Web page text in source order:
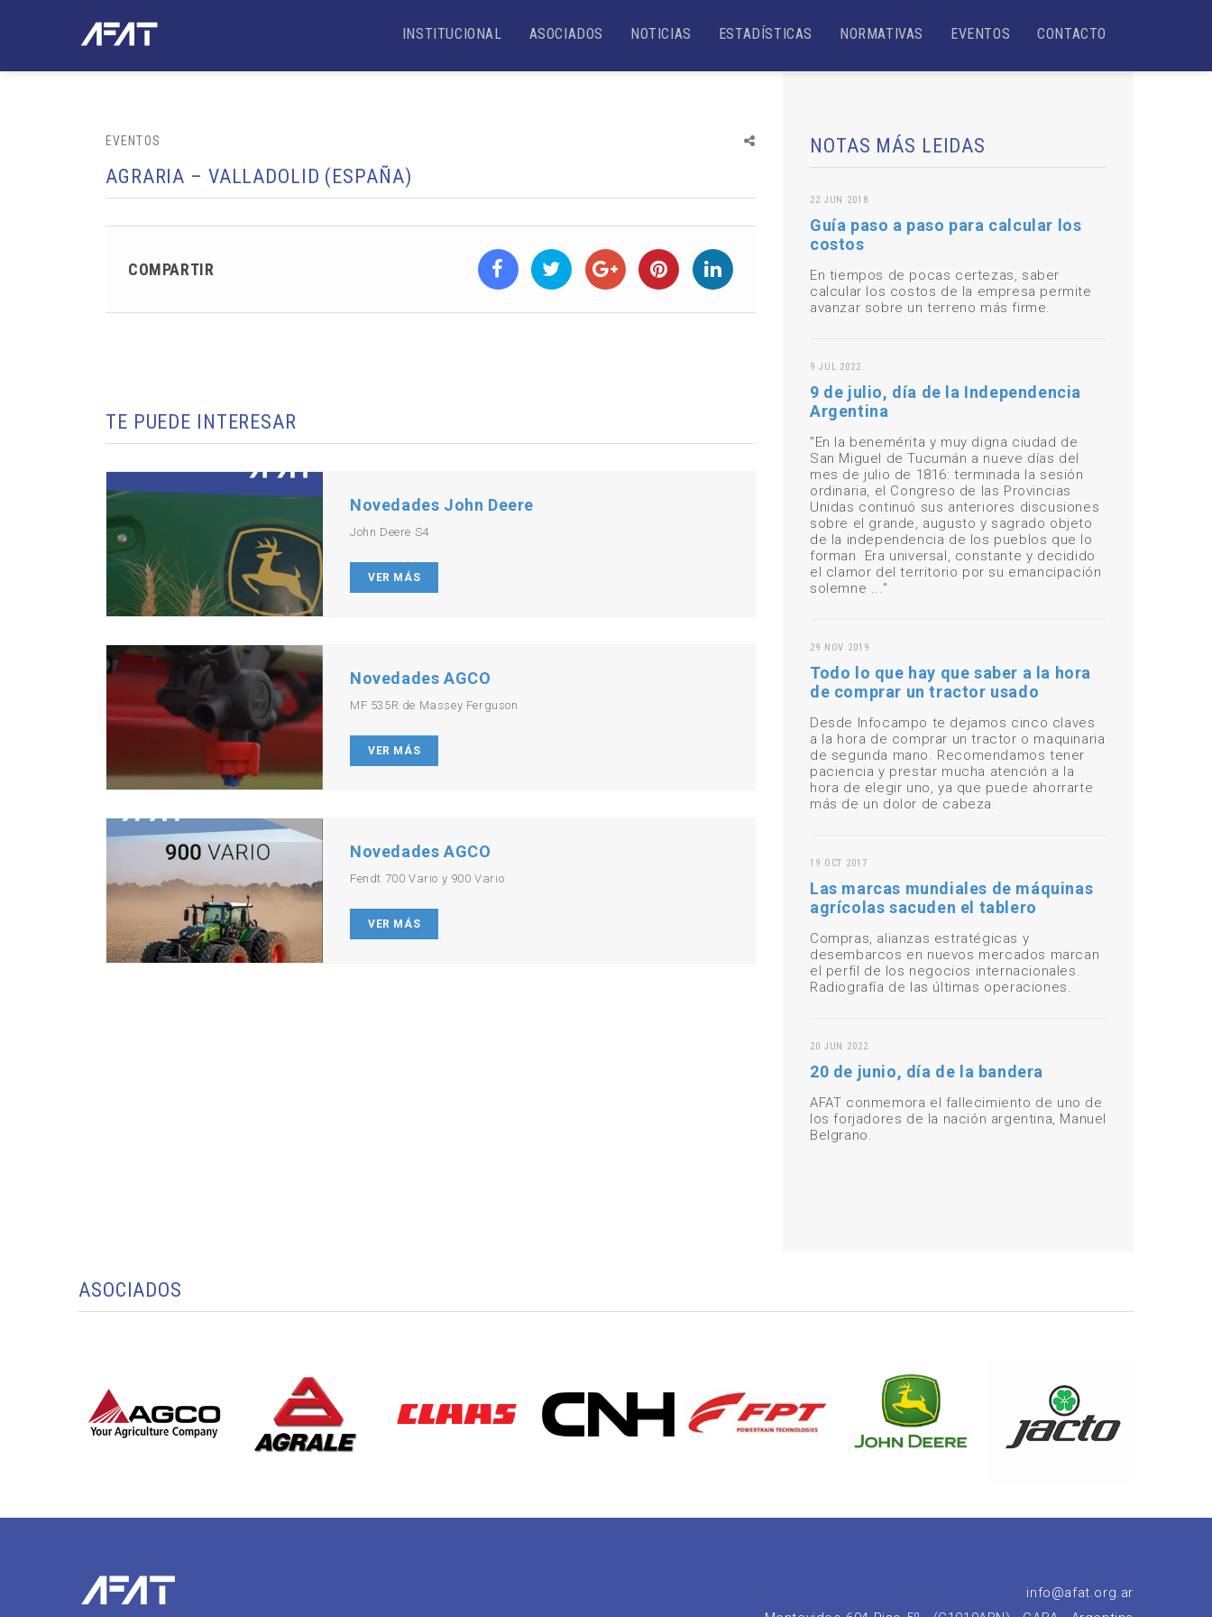
INSTITUCIONAL ASOCIADOS NOTICIAS ESTADÍSTICAS NORMATIVAS EVENTOS CONTACTO
EVENTOS
AGRARIA – VALLADOLID (ESPAÑA)
COMPARTIR
TE PUEDE INTERESAR
Novedades John Deere
John Deere S4
VER MÁS
Novedades AGCO
MF 535R de Massey Ferguson
VER MÁS
Novedades AGCO
Fendt 700 Vario y 900 Vario
VER MÁS
NOTAS MÁS LEIDAS
22 JUN 2018
Guía paso a paso para calcular los
costos
En tiempos de pocas certezas, saber
calcular los costos de la empresa permite
avanzar sobre un terreno más firme.
9 JUL 2022
9 de julio, día de la Independencia
Argentina
"En la benemérita y muy digna ciudad de
San Miguel de Tucumán a nueve días del
mes de julio de 1816: terminada la sesión
ordinaria, el Congreso de las Provincias
Unidas continuó sus anteriores discusiones
sobre el grande, augusto y sagrado objeto
de la independencia de los pueblos que lo
forman. Era universal, constante y decidido
el clamor del territorio por su emancipación
solemne ..."
29 NOV 2019
Todo lo que hay que saber a la hora
de comprar un tractor usado
Desde Infocampo te dejamos cinco claves
a la hora de comprar un tractor o maquinaria
de segunda mano. Recomendamos tener
paciencia y prestar mucha atención a la
hora de elegir uno, ya que puede ahorrarte
más de un dolor de cabeza.
19 OCT 2017
Las marcas mundiales de máquinas
agrícolas sacuden el tablero
Compras, alianzas estratégicas y
desembarcos en nuevos mercados marcan
el perfil de los negocios internacionales.
Radiografía de las últimas operaciones.
20 JUN 2022
20 de junio, día de la bandera
AFAT conmemora el fallecimiento de uno de
los forjadores de la nación argentina, Manuel
Belgrano.
ASOCIADOS
info@afat.org.ar